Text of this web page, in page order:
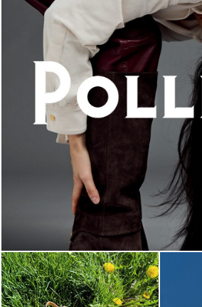
An ode to the house’s vibrant